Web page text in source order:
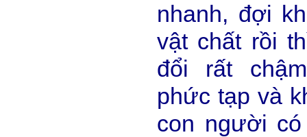
nhanh, đợi
vật chất rồi
đổi rất
phức tạp và
con người